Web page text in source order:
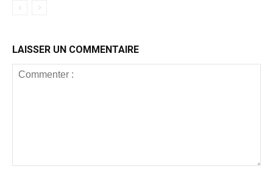
LAISSER UN COMMENTAIRE